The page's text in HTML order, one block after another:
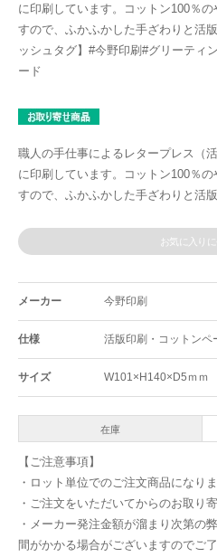
に印刷しています。コットン100％
すので、ふかふかした手ざわりと活
ッシュタグ】#今野印刷#グリーティ
ード
職人の手仕事によるレタープレス（
に印刷しています。コットン100％
すので、ふかふかした手ざわりと活
お気に入り
メーカー 今野印刷
仕様 活版印刷・コットン
サイズ W101×H140×D5ｍｍ
在庫
【ご注意事項】
・ロット単位でのご注文商品になりま
・ご注文をいただいてからのお取り
・メーカー発注金額が溜まり次第の
間がかかる場合がございますのでご了